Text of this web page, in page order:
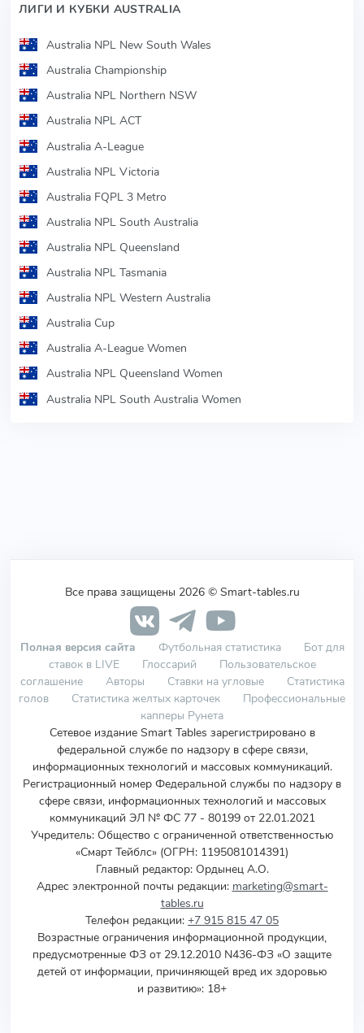
ЛИГИ И КУБКИ AUSTRALIA
Australia NPL New South Wales
Australia Championship
Australia NPL Northern NSW
Australia NPL ACT
Australia A-League
Australia NPL Victoria
Australia FQPL 3 Metro
Australia NPL South Australia
Australia NPL Queensland
Australia NPL Tasmania
Australia NPL Western Australia
Australia Cup
Australia A-League Women
Australia NPL Queensland Women
Australia NPL South Australia Women
Все права защищены 2026 © Smart-tables.ru
Полная версия сайта Футбольная статистика
Бот для
ставок в LIVE
Глоссарий
Пользовательское
соглашение
Авторы Ставки на угловые
Статистика
голов
Статистика желтых карточек
Профессиональные
капперы Рунета
Сетевое издание Smart Tables зарегистрировано в
федеральной службе по надзору в сфере связи,
информационных технологий и массовых коммуникаций.
Регистрационный номер Федеральной службы по надзору в
сфере связи, информационных технологий и массовых
коммуникаций ЭЛ № ФС 77 - 80199 от 22.01.2021
Учредитель: Общество с ограниченной ответственностью
«Смарт Тейблс» (ОГРН: 1195081014391)
Главный редактор: Ордынец А.О.
Адрес электронной почты редакции: marketing@smart-
tables.ru
Телефон редакции: +7 915 815 47 05
Возрастные ограничения информационной продукции,
предусмотренные ФЗ от 29.12.2010 N436-ФЗ «О защите
детей от информации, причиняющей вред их здоровью
и развитию»: 18+